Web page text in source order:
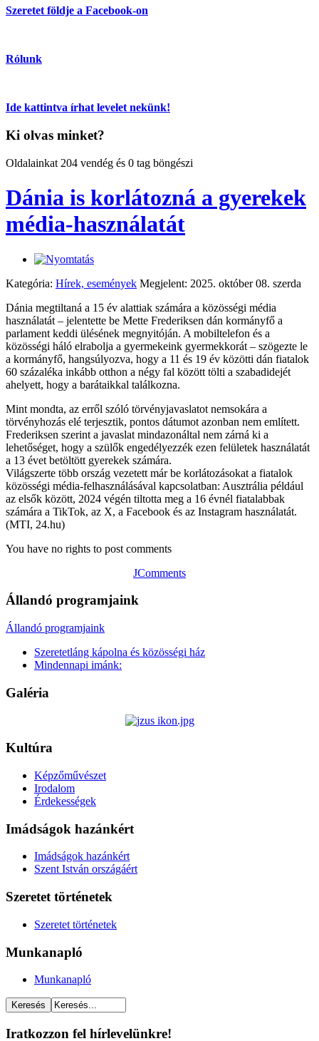
Szeretet földje a Facebook-on
Rólunk
Ide kattintva írhat levelet nekünk!
Ki olvas minket?
Oldalainkat 204 vendég és 0 tag böngészi
Dánia is korlátozná a gyerekek
média-használatát
Kategória: Hírek, események Megjelent: 2025. október 08. szerda
Dánia megtiltaná a 15 év alattiak számára a közösségi média
használatát – jelentette be Mette Frederiksen dán kormányfő a
parlament keddi ülésének megnyitóján. A mobiltelefon és a
közösségi háló elrabolja a gyermekeink gyermekkorát – szögezte le
a kormányfő, hangsúlyozva, hogy a 11 és 19 év közötti dán fiatalok
60 százaléka inkább otthon a négy fal között tölti a szabadidejét
ahelyett, hogy a barátaikkal találkozna.
Mint mondta, az erről szóló törvényjavaslatot nemsokára a
törvényhozás elé terjesztik, pontos dátumot azonban nem említett.
Frederiksen szerint a javaslat mindazonáltal nem zárná ki a
lehetőséget, hogy a szülők engedélyezzék ezen felületek használatát
a 13 évet betöltött gyerekek számára.
Világszerte több ország vezetett már be korlátozásokat a fiatalok
közösségi média-felhasználásával kapcsolatban: Ausztrália például
az elsők között, 2024 végén tiltotta meg a 16 évnél fiatalabbak
számára a TikTok, az X, a Facebook és az Instagram használatát.
(MTI, 24.hu)
You have no rights to post comments
JComments
Állandó programjaink
Állandó programjaink
Szeretetláng kápolna és közösségi ház
Mindennapi imánk:
Galéria
Kultúra
Képzőművészet
Irodalom
Érdekességek
Imádságok hazánkért
Imádságok hazánkért
Szent István országáért
Szeretet történetek
Szeretet történetek
Munkanapló
Munkanapló
Iratkozzon fel hírlevelünkre!